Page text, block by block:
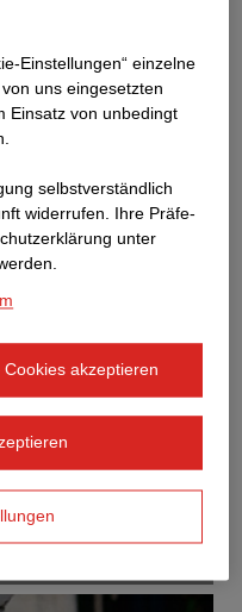
Einstellungen“ einzelne
uns eingesetzten
Einsatz von unbedingt
selbstverständlich
widerrufen. Ihre Prä­fe­
unter
akzeptieren